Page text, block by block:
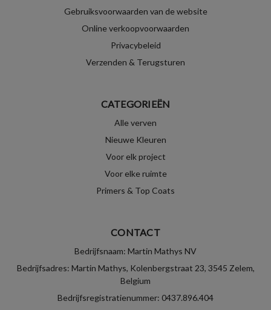
Gebruiksvoorwaarden van de website
Online verkoopvoorwaarden
Privacybeleid
Verzenden & Terugsturen
CATEGORIEËN
Alle verven
Nieuwe Kleuren
Voor elk project
Voor elke ruimte
Primers & Top Coats
CONTACT
Bedrijfsnaam: Martin Mathys NV
Bedrijfsadres: Martin Mathys, Kolenbergstraat 23, 3545 Zelem,
Belgium
Bedrijfsregistratienummer: 0437.896.404